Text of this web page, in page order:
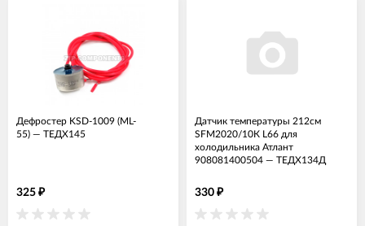
Дефростер KSD-1009 (ML-
55) — ТЕДХ145
325 ₽
Датчик температуры 212см
SFM2020/10К L66 для
холодильника Атлант
908081400504 — ТЕДХ134Д
330 ₽